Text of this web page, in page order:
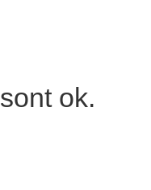
ok.